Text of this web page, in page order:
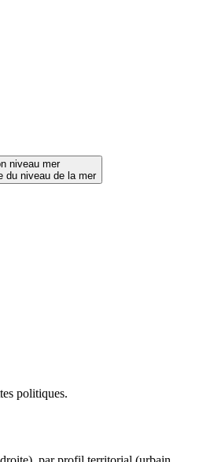
niveau mer
du niveau de la mer
politiques.